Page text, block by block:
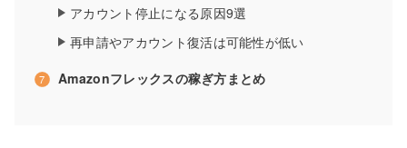
アカウント停止になる原因9選
再申請やアカウント復活は可能性が低い
Amazonフレックスの稼ぎ方まとめ